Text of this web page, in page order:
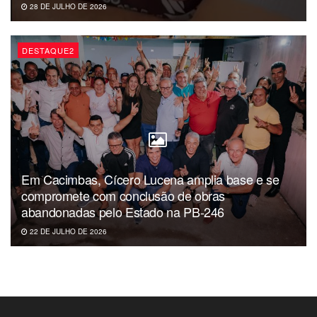
28 DE JULHO DE 2026
DESTAQUE2
Em Cacimbas, Cícero Lucena amplia base e se
compromete com conclusão de obras
abandonadas pelo Estado na PB-246
22 DE JULHO DE 2026